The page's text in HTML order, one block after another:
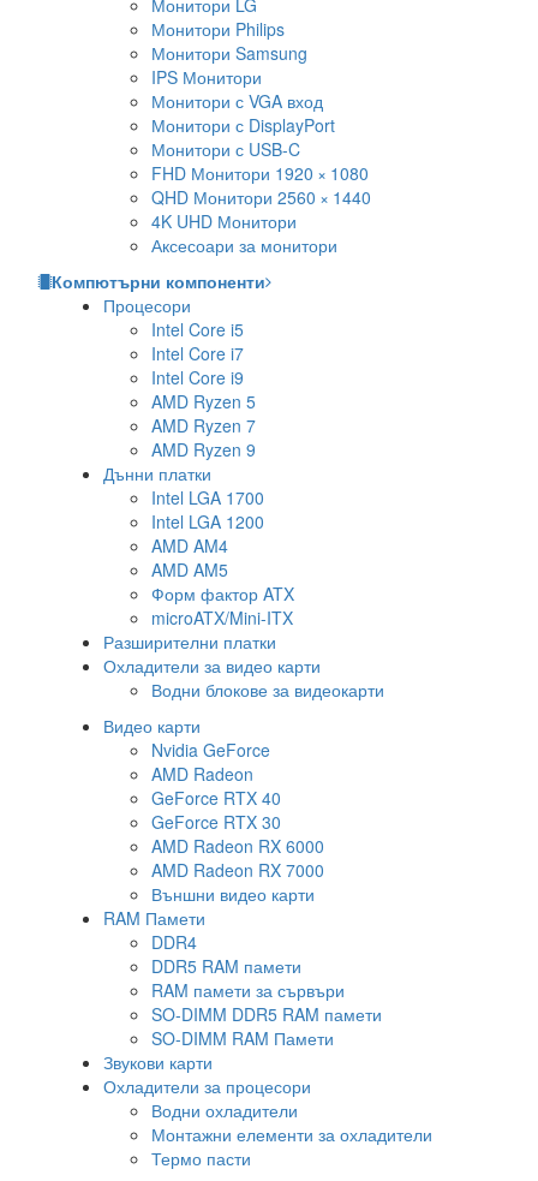
Монитори LG
Монитори Philips
Монитори Samsung
IPS Монитори
Монитори с VGA вход
Монитори с DisplayPort
Монитори с USB-C
FHD Монитори 1920 × 1080
QHD Монитори 2560 × 1440
4K UHD Монитори
Аксесоари за монитори
Компютърни компоненти
Процесори
Intel Core i5
Intel Core i7
Intel Core i9
AMD Ryzen 5
AMD Ryzen 7
AMD Ryzen 9
Дънни платки
Intel LGA 1700
Intel LGA 1200
AMD AM4
AMD AM5
Форм фактор ATX
microATX/Mini-ITX
Разширителни платки
Охладители за видео карти
Водни блокове за видеокарти
Видео карти
Nvidia GeForce
AMD Radeon
GeForce RTX 40
GeForce RTX 30
AMD Radeon RX 6000
AMD Radeon RX 7000
Външни видео карти
RAM Памети
DDR4
DDR5 RAM памети
RAM памети за сървъри
SO-DIMM DDR5 RAM памети
SO-DIMM RAM Памети
Звукови карти
Охладители за процесори
Водни охладители
Монтажни елементи за охладители
Термо пасти